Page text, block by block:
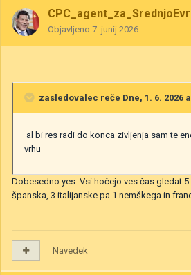
Objavljeno 7. junij 2026
zasledovalec reče Dne, 1. 6. 2026
al bi res radi do konca zivljenja sam te
vrhu
Dobesedno yes. Vsi hočejo ves čas gledat
španska, 3 italijanske pa 1 nemškega in
Navedek